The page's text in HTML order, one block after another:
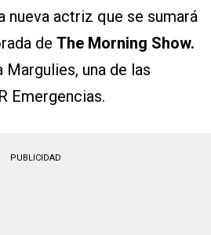
nueva actriz que se sumará
de The Morning Show.
Margulies, una de las
Emergencias.
PUBLICIDAD